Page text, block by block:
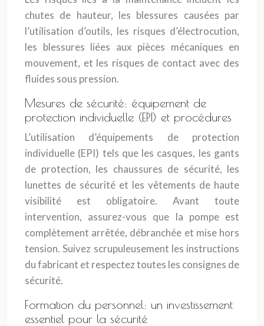
chutes de hauteur, les blessures causées par
l’utilisation d’outils, les risques d’électrocution,
les blessures liées aux pièces mécaniques en
mouvement, et les risques de contact avec des
fluides sous pression.
Mesures de sécurité: équipement de
protection individuelle (EPI) et procédures
L’utilisation d’équipements de protection
individuelle (EPI) tels que les casques, les gants
de protection, les chaussures de sécurité, les
lunettes de sécurité et les vêtements de haute
visibilité est obligatoire. Avant toute
intervention, assurez-vous que la pompe est
complètement arrêtée, débranchée et mise hors
tension. Suivez scrupuleusement les instructions
du fabricant et respectez toutes les consignes de
sécurité.
Formation du personnel: un investissement
essentiel pour la sécurité